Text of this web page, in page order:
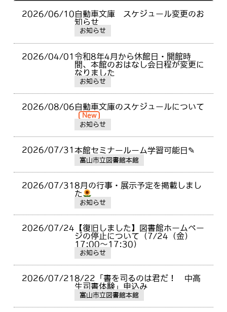
2026/06/10自動車文庫 スケジュール変更のお
知らせ
お知らせ
2026/04/01 令和8年4月から休館日・開館時
間、本館のおはなし会日程が変更に
なりました
お知らせ
2026/08/06自動車文庫のスケジュールについて
New
お知らせ
2026/07/31 本館セミナールーム学習可能日✎
富山市立図書館本館
2026/07/31 8月の行事・展示予定を掲載しまし
た
お知らせ
2026/07/24 【復旧しました】図書館ホームペー
ジの停止について（7/24（金）
17:00～17:30）
お知らせ
2026/07/21 8/22「書を司るのは君だ！ 中高
生司書体験」申込み
富山市立図書館本館